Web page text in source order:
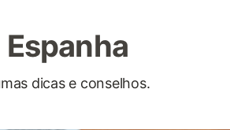
dicas e conselhos.